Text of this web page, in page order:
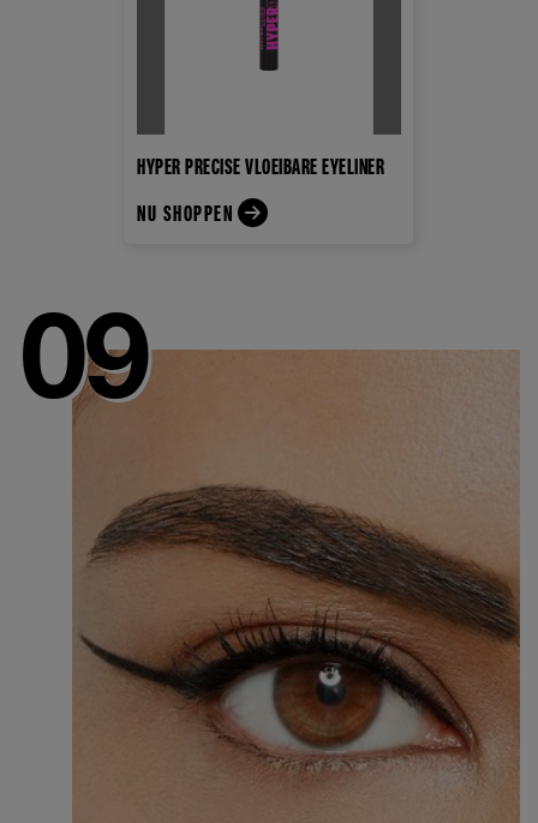
HYPER PRECISE VLOEIBARE EYELINER
NU SHOPPEN